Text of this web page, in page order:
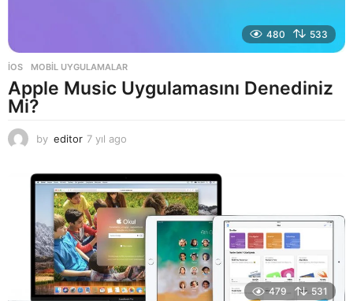
480 533
İOS ,MOBIL UYGULAMALAR
Apple Music Uygulamasını Denediniz
Mi?
by editor 7 yıl ago
l
a
g
o
479 531